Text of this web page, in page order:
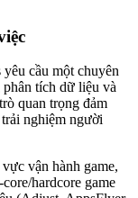
cầu một chuyên
tích dữ liệu và
quan trọng đảm
nghiệm người
vận hành game,
hardcore game